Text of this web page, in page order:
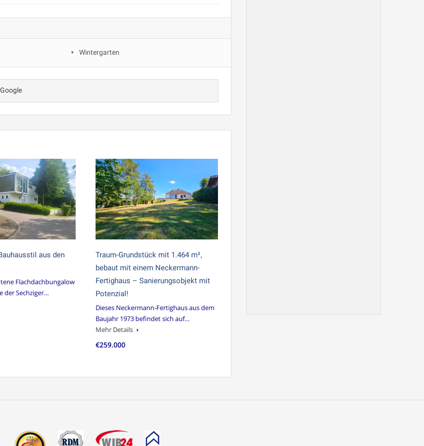
Wintergarten
Google
aus den
Flachdachbungalow
der Sechziger…
Traum-Grundstück mit 1.464 m²,
bebaut mit einem Neckermann-
Fertighaus – Sanierungsobjekt mit
Potenzial!
Dieses Neckermann-Fertighaus aus dem
Baujahr 1973 befindet sich auf…
Mehr Details
€259.000